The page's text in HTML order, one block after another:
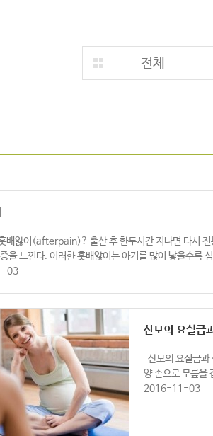
전체
배앓이(afterpain)? 출산 후 한두시간 지나면 다시 진
을 느낀다. 이러한 훗배앓이는 아기를 많이 낳을수록
03
산모의 요실금
산모의 요실금
양 손으로 무릎을
2016-11-03